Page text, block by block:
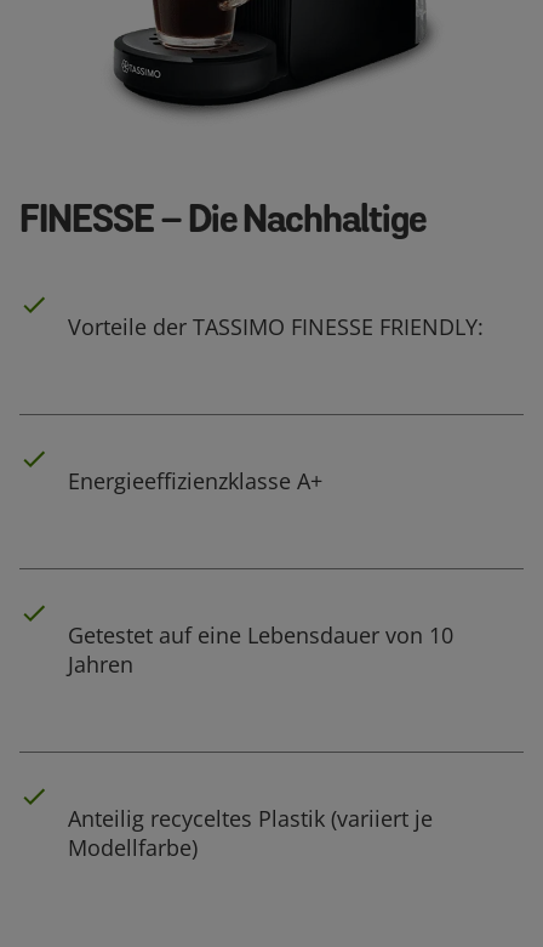
FINESSE – Die Nachhaltige
Vorteile der TASSIMO FINESSE FRIENDLY:
Energieeffizienzklasse A+
Getestet auf eine Lebensdauer von 10
Jahren
Anteilig recyceltes Plastik (variiert je
Modellfarbe)